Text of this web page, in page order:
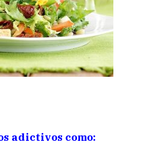
adictivos como: